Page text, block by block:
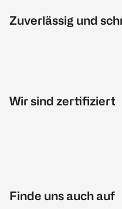
Zuverlässig und
Wir sind zertifiziert
Finde uns auch auf